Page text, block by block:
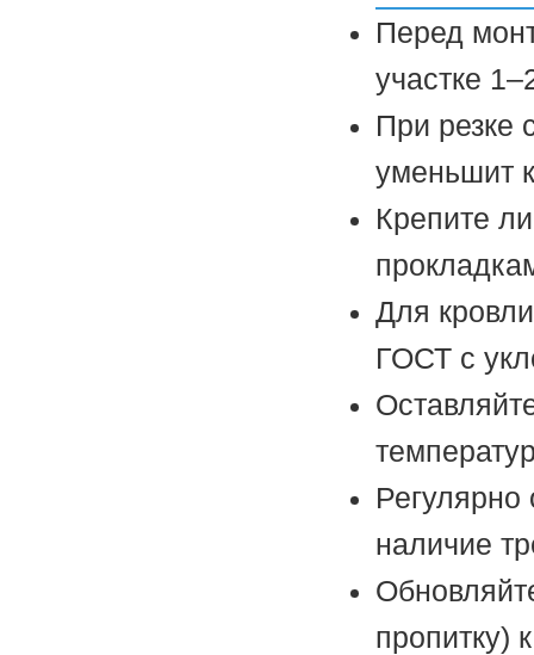
Перед
участке
При резке
уменьшит
Крепите
Для
ГОСТ с
Регулярно
наличие
пропитку)